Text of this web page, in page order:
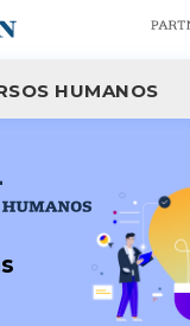
HUMANOS